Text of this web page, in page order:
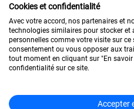
Cookies et confidentialité
Avec votre accord, nos partenaires et
technologies similaires pour stocker et
personnelles comme votre visite sur
consentement ou vous opposer aux
tout moment en cliquant sur "En
confidentialité sur ce site.
Accepter